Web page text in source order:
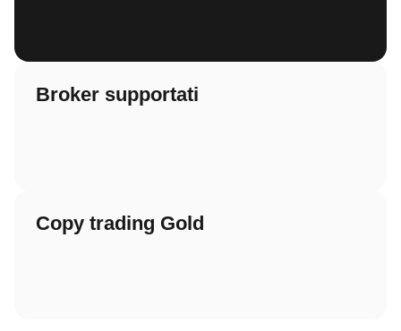
Broker supportati
Copy trading Gold